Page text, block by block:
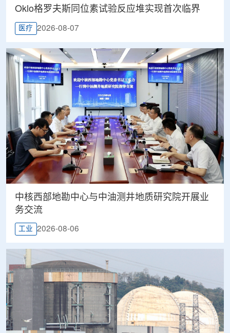
Oklo格罗夫斯同位素试验反应堆实现首次临界
医疗 2026-08-07
中核西部地勘中心与中油测井地质研究院开展业
务交流
工业 2026-08-06